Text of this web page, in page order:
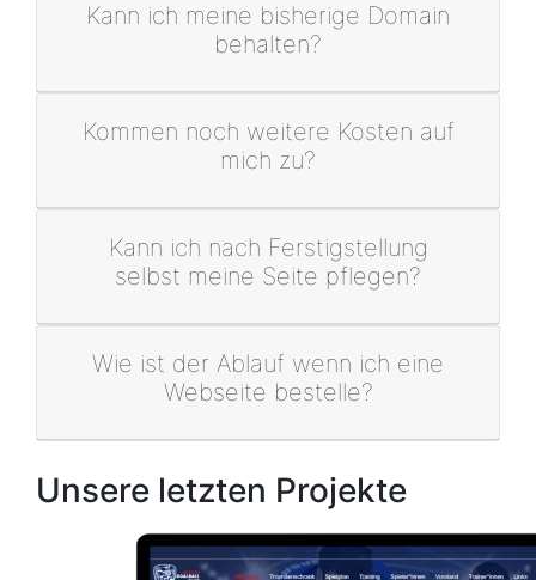
Kann ich meine bisherige Domain
behalten?
Kommen noch weitere Kosten auf
mich zu?
Kann ich nach Ferstigstellung
selbst meine Seite pflegen?
Wie ist der Ablauf wenn ich eine
Webseite bestelle?
Unsere letzten Projekte